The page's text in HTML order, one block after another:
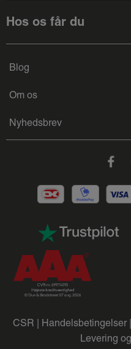
Hos os får du
Blog
Om os
Nyhedsbrev
CSR | Handelsbetingelser |
Levering